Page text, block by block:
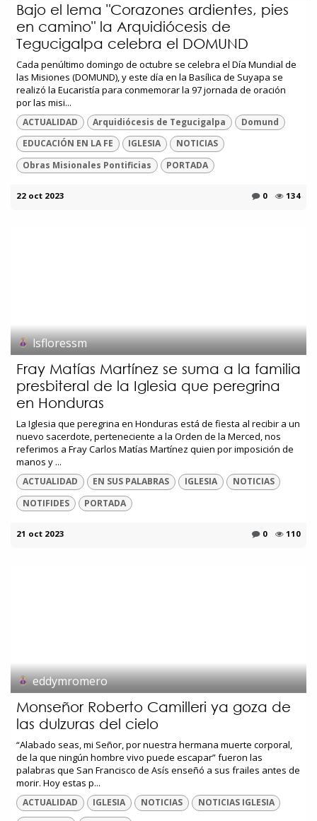
Bajo el lema "Corazones ardientes, pies
en camino" la Arquidiócesis de
Tegucigalpa celebra el DOMUND
Cada penúltimo domingo de octubre se celebra el Día Mundial de
las Misiones (DOMUND), y este día en la Basílica de Suyapa se
realizó la Eucaristía para conmemorar la 97 jornada de oración
por las misi...
ACTUALIDAD Arquidiócesis de Tegucigalpa
Domund
EDUCACIÓN EN LA FE
IGLESIA
NOTICIAS
Obras Misionales Pontificias
PORTADA
22 oct 2023 0 134
lsfloressm
Fray Matías Martínez se suma a la familia
presbiteral de la Iglesia que peregrina
en Honduras
La Iglesia que peregrina en Honduras está de fiesta al recibir a un
nuevo sacerdote, perteneciente a la Orden de la Merced, nos
referimos a Fray Carlos Matías Martínez quien por imposición de
manos y ...
ACTUALIDAD EN SUS PALABRAS IGLESIA
NOTICIAS
NOTIFIDES
PORTADA
21 oct 2023 0 110
eddymromero
Monseñor Roberto Camilleri ya goza de
las dulzuras del cielo
“Alabado seas, mi Señor, por nuestra hermana muerte corporal,
de la que ningún hombre vivo puede escapar” fueron las
palabras que San Francisco de Asís enseñó a sus frailes antes de
morir. Hoy estas p...
ACTUALIDAD IGLESIA NOTICIAS
NOTICIAS IGLESIA